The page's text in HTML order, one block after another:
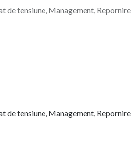
de tensiune, Management, Repornire
de tensiune, Management, Repornire